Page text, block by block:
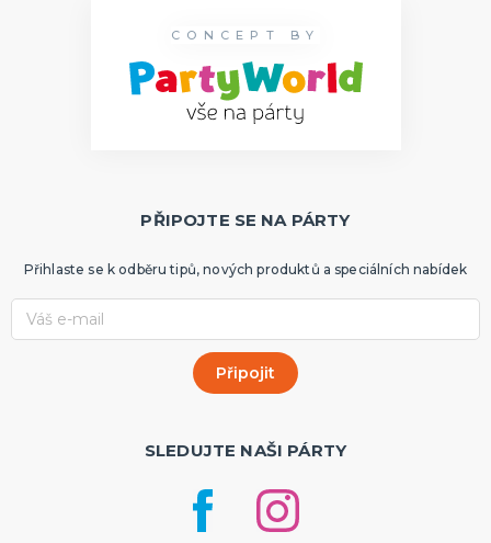
CONCEPT BY
PŘIPOJTE SE NA PÁRTY
Přihlaste se k odběru tipů, nových produktů a speciálních nabídek
SLEDUJTE NAŠI PÁRTY